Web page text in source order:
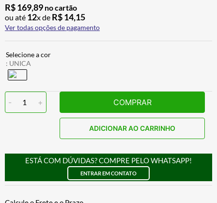
R$169,89 no cartão
ou até 12x de R$14,15
Ver todas opções de pagamento
: UNICA
- 1 + COMPRAR
ADICIONAR AO CARRINHO
ESTÁ COM DÚVIDAS? COMPRE PELO WHATSAPP!
ENTRAR EM CONTATO